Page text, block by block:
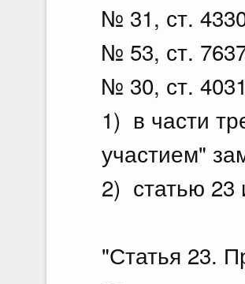
№ 31, ст.
№ 53, ст.
№ 30, ст.
1) в части
участием"
2) статью 23
"Статья 23.